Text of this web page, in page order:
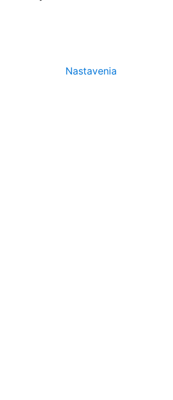
Nastavenia